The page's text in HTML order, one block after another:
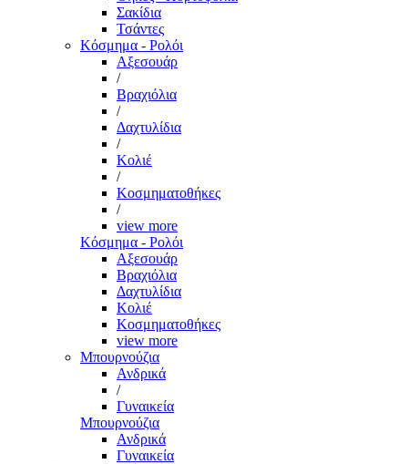
Σακίδια
Τσάντες
Κόσμημα - Ρολόι
Αξεσουάρ
/
Βραχιόλια
/
Δαχτυλίδια
/
Κολιέ
/
Κοσμηματοθήκες
/
view more
Κόσμημα - Ρολόι
Αξεσουάρ
Βραχιόλια
Δαχτυλίδια
Κολιέ
Κοσμηματοθήκες
view more
Μπουρνούζια
Ανδρικά
/
Γυναικεία
Μπουρνούζια
Ανδρικά
Γυναικεία